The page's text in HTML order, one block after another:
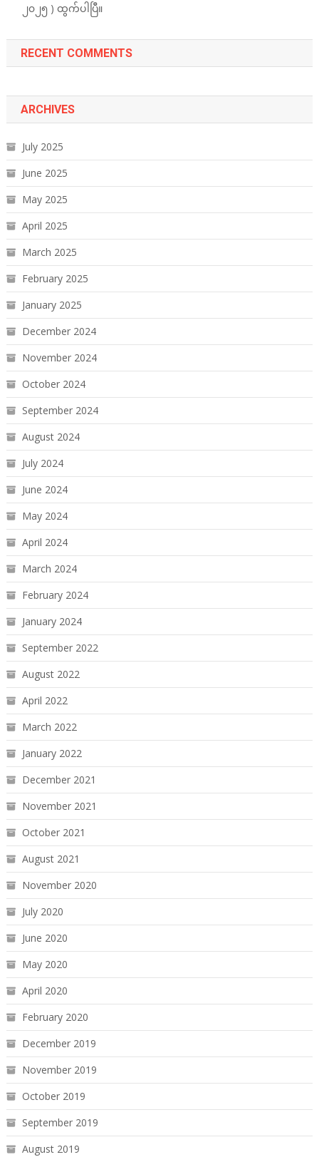
၂၀၂၅ ) ထွက်ပါပြီ။
RECENT COMMENTS
ARCHIVES
July 2025
June 2025
May 2025
April 2025
March 2025
February 2025
January 2025
December 2024
November 2024
October 2024
September 2024
August 2024
July 2024
June 2024
May 2024
April 2024
March 2024
February 2024
January 2024
September 2022
August 2022
April 2022
March 2022
January 2022
December 2021
November 2021
October 2021
August 2021
November 2020
July 2020
June 2020
May 2020
April 2020
February 2020
December 2019
November 2019
October 2019
September 2019
August 2019